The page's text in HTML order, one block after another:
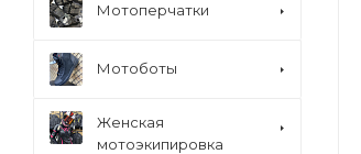
Мотоперчатки
Мотоботы
Женская
мотоэкипировка